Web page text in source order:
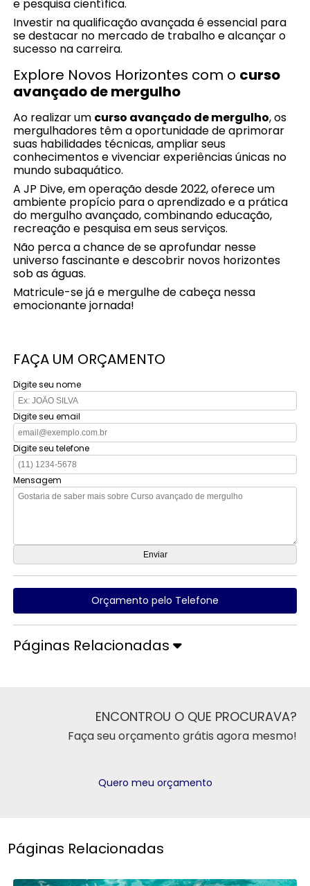
e pesquisa científica.
Investir na qualificação avançada é essencial para
se destacar no mercado de trabalho e alcançar o
sucesso na carreira.
Explore Novos Horizontes com o curso
avançado de mergulho
Ao realizar um curso avançado de mergulho, os
mergulhadores têm a oportunidade de aprimorar
suas habilidades técnicas, ampliar seus
conhecimentos e vivenciar experiências únicas no
mundo subaquático.
A JP Dive, em operação desde 2022, oferece um
ambiente propício para o aprendizado e a prática
do mergulho avançado, combinando educação,
recreação e pesquisa em seus serviços.
Não perca a chance de se aprofundar nesse
universo fascinante e descobrir novos horizontes
sob as águas.
Matricule-se já e mergulhe de cabeça nessa
emocionante jornada!
FAÇA UM ORÇAMENTO
Digite seu nome
Digite seu email
Digite seu telefone
Mensagem
Orçamento pelo Telefone
Páginas Relacionadas
ENCONTROU O QUE PROCURAVA?
Faça seu orçamento grátis agora mesmo!
Quero meu orçamento
Páginas Relacionadas